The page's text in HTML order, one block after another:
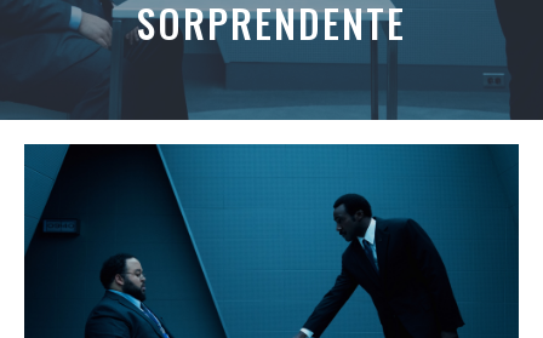
SORPRENDENTE